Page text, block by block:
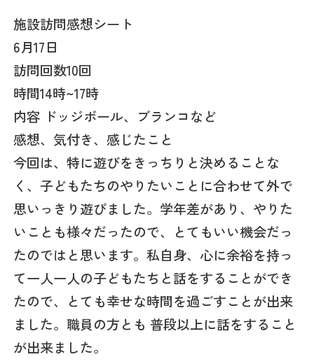
施設訪問感想シート
6月17日
訪問回数10回
時間14時~17時
内容 ドッジボール、ブランコなど
感想、気付き、感じたこと
今回は、特に遊びをきっちりと決めることな
く、子どもたちのやりたいことに合わせて外で
思いっきり遊びました。学年差があり、やりた
いことも様々だったので、とてもいい機会だっ
たのではと思います。私自身、心に余裕を持っ
て一人一人の子どもたちと話をすることができ
たので、とても幸せな時間を過ごすことが出来
ました。職員の方とも 普段以上に話をすること
が出来ました。